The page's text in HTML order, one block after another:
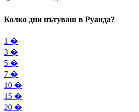
Колко дни пътуваш в Руанда?
1 �
3 �
5 �
7 �
10 �
15 �
20 �